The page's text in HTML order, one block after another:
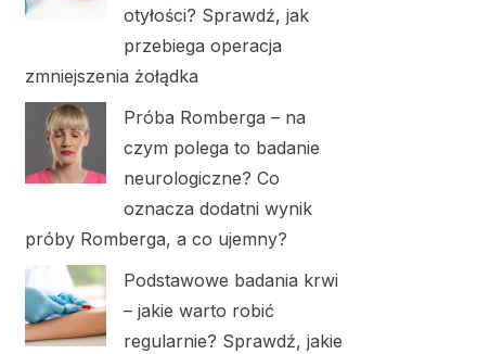
otyłości? Sprawdź, jak
przebiega operacja
zmniejszenia żołądka
Próba Romberga – na
czym polega to badanie
neurologiczne? Co
oznacza dodatni wynik
próby Romberga, a co ujemny?
Podstawowe badania krwi
– jakie warto robić
regularnie? Sprawdź, jakie